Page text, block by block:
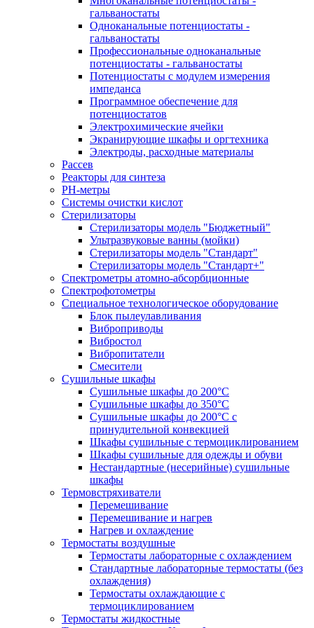
гальваностаты
Одноканальные потенциостаты -
гальваностаты
Профессиональные одноканальные
потенциостаты - гальваностаты
Потенциостаты с модулем измерения
импеданса
Программное обеспечение для
потенциостатов
Электрохимические ячейки
Экранирующие шкафы и оргтехника
Электроды, расходные материалы
Рассев
Реакторы для синтеза
РH-метры
Системы очистки кислот
Стерилизаторы
Стерилизаторы модель "Бюджетный"
Ультразвуковые ванны (мойки)
Стерилизаторы модель "Стандарт"
Стерилизаторы модель "Стандарт+"
Спектрометры атомно-абсорбционные
Спектрофотометры
Специальное технологическое оборудование
Блок пылеулавливания
Виброприводы
Вибростол
Вибропитатели
Смесители
Сушильные шкафы
Сушильные шкафы до 200°С
Сушильные шкафы до 350°С
Сушильные шкафы до 200°С с
принудительной конвекцией
Шкафы сушильные с термоциклированием
Шкафы сушильные для одежды и обуви
Нестандартные (несерийные) сушильные
шкафы
Термовстряхиватели
Перемешивание
Перемешивание и нагрев
Нагрев и охлаждение
Термостаты воздушные
Термостаты лабораторные с охлаждением
Стандартные лабораторные термостаты (без
охлаждения)
Термостаты охлаждающие с
термоциклированием
Термостаты жидкостные